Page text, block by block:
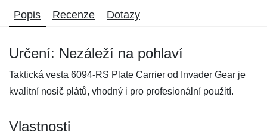
Popis Recenze Dotazy
Určení: Nezáleží na pohlaví
Taktická vesta 6094-RS Plate Carrier od Invader Gear je
kvalitní nosič plátů, vhodný i pro profesionální použití.
Vlastnosti